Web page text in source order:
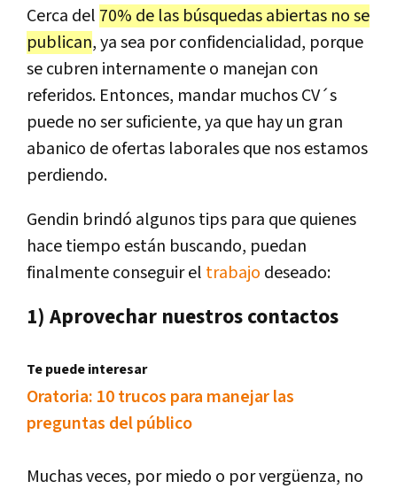
Cerca del 70% de las búsquedas abiertas no se
publican, ya sea por confidencialidad, porque
se cubren internamente o manejan con
referidos. Entonces, mandar muchos CV´s
puede no ser suficiente, ya que hay un gran
abanico de ofertas laborales que nos estamos
perdiendo.
Gendin brindó algunos tips para que quienes
hace tiempo están buscando, puedan
finalmente conseguir el trabajo deseado:
1) Aprovechar nuestros contactos
Te puede interesar
Oratoria: 10 trucos para manejar las
preguntas del público
Muchas veces, por miedo o por vergüenza, no